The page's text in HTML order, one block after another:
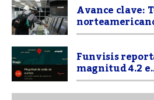
Avance clave:
Funvisis
magnitud 4.2